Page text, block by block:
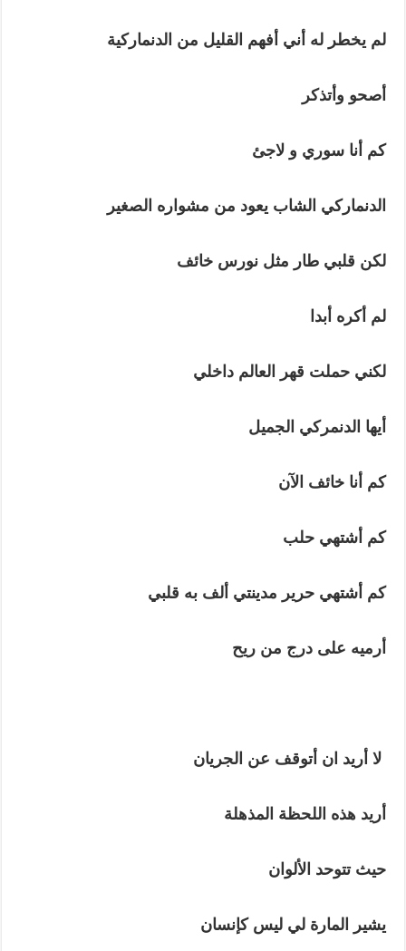
لم يخطر له أني أفهم القليل من الدنماركية
أصحو وأتذكر
كم أنا سوري و لاجئ
الدنماركي الشاب يعود من مشواره الصغير
لكن قلبي طار مثل نورس خائف
لم أكره أبدا
لكني حملت قهر العالم داخلي
أيها الدنمركي الجميل
كم أنا خائف الآن
كم أشتهي حلب
كم أشتهي حرير مدينتي ألف به قلبي
أرميه على درج من ريح
لا أريد ان أتوقف عن الجريان
أريد هذه اللحظة المذهلة
حيث تتوحد الألوان
يشير المارة لي ليس كإنسان